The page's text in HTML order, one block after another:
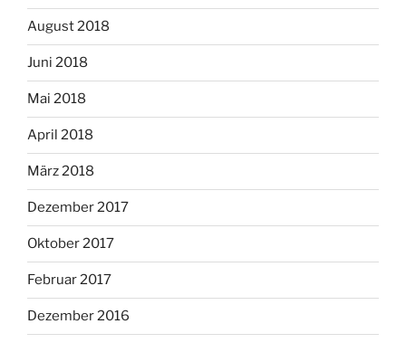
August 2018
Juni 2018
Mai 2018
April 2018
März 2018
Dezember 2017
Oktober 2017
Februar 2017
Dezember 2016